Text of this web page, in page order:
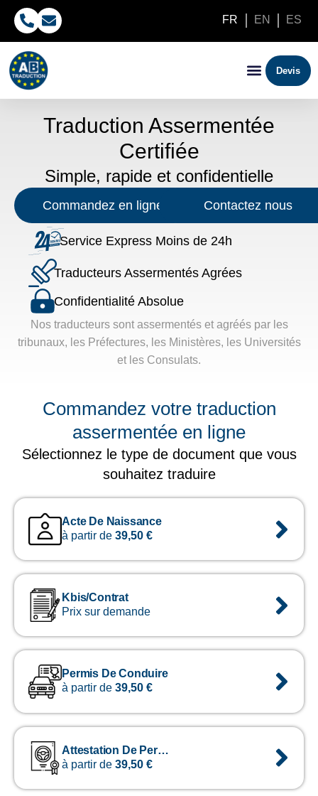
FR EN ES
Devis
Traduction Assermentée
Certifiée
Simple, rapide et confidentielle
Commandez en ligne Contactez nous
Service Express Moins de 24h
Traducteurs Assermentés Agrées
Confidentialité Absolue
Nos traducteurs sont assermentés et agréés par les
tribunaux, les Préfectures, les Ministères, les Universités
et les Consulats.
Commandez votre traduction
assermentée en ligne
Sélectionnez le type de document que vous
souhaitez traduire
Acte De Naissance
à partir de39,50€
Kbis/contrat
Prix sur demande
Permis De Conduire
à partir de39,50€
Attestation De Permis De Conduire
à partir de39,50€